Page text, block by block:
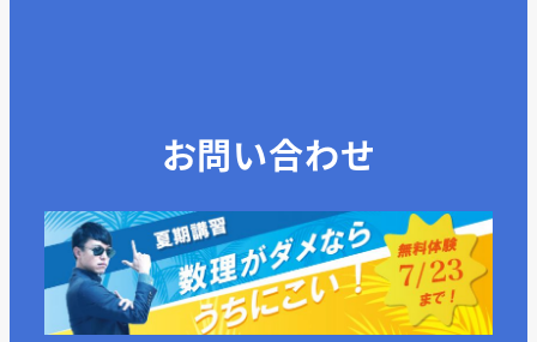
お問い合わせ